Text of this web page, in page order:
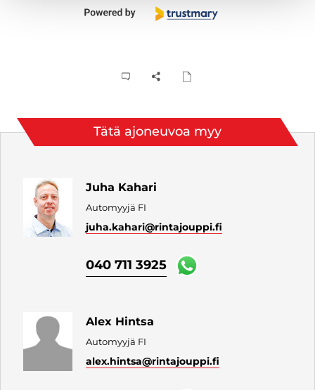
Tätä ajoneuvoa myy
Juha Kahari
Automyyjä FI
juha.kahari@rintajouppi.fi
040 711 3925
Alex Hintsa
Automyyjä FI
alex.hintsa@rintajouppi.fi